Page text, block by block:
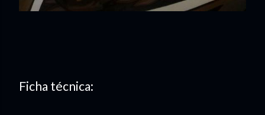
Ficha técnica: